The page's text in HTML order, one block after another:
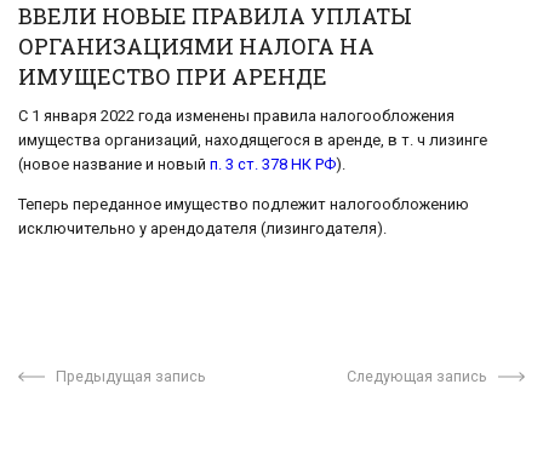
ВВЕЛИ НОВЫЕ ПРАВИЛА УПЛАТЫ
ОРГАНИЗАЦИЯМИ НАЛОГА НА
ИМУЩЕСТВО ПРИ АРЕНДЕ
С 1 января 2022 года изменены правила налогообложения
имущества организаций, находящегося в аренде, в т. ч лизинге
(новое название и новый п. 3 ст. 378 НК РФ).
Теперь переданное имущество подлежит налогообложению
исключительно у арендодателя (лизингодателя).
Предыдущая запись Следующая запись